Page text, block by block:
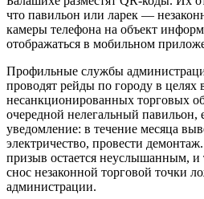
что павильон или ларек —
камеры телефона на объект
отображаться в мобильном
Профильные службы
проводят рейды по городу в целях
несанкционированных торговых
очередной нелегальный павильон,
уведомление: в течение месяца
электричество, провести
призыв остается неуслышанным, и
снос незаконной торговой точки
администрации.